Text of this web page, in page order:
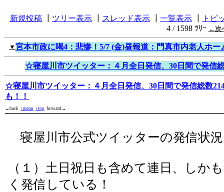
新規投稿 ツリー表示 スレッド表示 一覧表示
トピ
4 / 1598 ﾂﾘｰ ←次
▼ 宮本市政に喝4：悲惨！5/7 (金)昼報道：門真市内老人ホー
☆寝屋川市ツイッター：４月全日発信、30日間で発信
☆寝屋川市ツイッター：４月全日発信、30日間で発信総数
も！！
←back ↑menu ↑top forward→
寝屋川市公式ツイッターの発信状
（１）土日祝日も含めて連日、しか
く発信している！